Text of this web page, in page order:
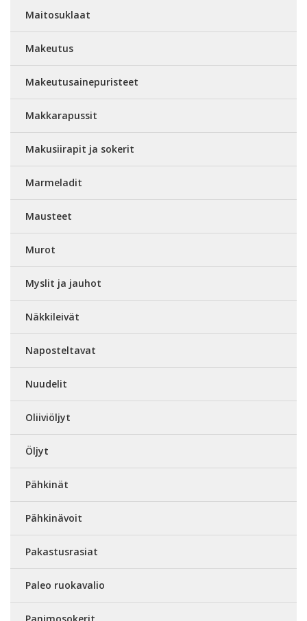
Maitosuklaat
Makeutus
Makeutusainepuristeet
Makkarapussit
Makusiirapit ja sokerit
Marmeladit
Mausteet
Murot
Myslit ja jauhot
Näkkileivät
Naposteltavat
Nuudelit
Oliiviöljyt
Öljyt
Pähkinät
Pähkinävoit
Pakastusrasiat
Paleo ruokavalio